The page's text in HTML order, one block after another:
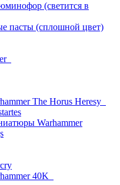
(светится в
пасты (сплошной цвет)
The Horus Heresy
Warhammer
40K